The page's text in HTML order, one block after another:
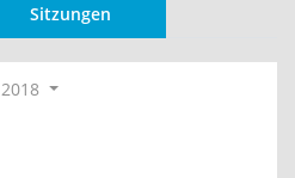
Sitzungen
2018